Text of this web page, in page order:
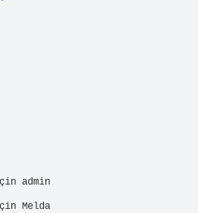
admin
Melda